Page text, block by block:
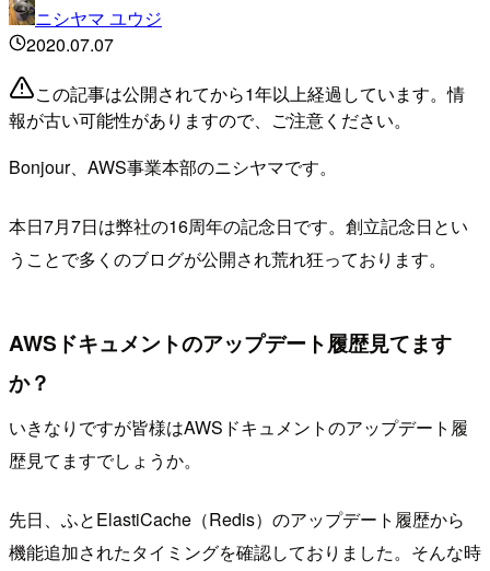
ニシヤマ ユウジ
2020.07.07
この記事は公開されてから1年以上経過しています。情
報が古い可能性がありますので、ご注意ください。
Bonjour、AWS事業本部のニシヤマです。
本日7月7日は弊社の16周年の記念日です。創立記念日とい
うことで多くのブログが公開され荒れ狂っております。
AWSドキュメントのアップデート履歴見てます
か？
いきなりですが皆様はAWSドキュメントのアップデート履
歴見てますでしょうか。
先日、ふとElastiCache（Redis）のアップデート履歴から
機能追加されたタイミングを確認しておりました。そんな時